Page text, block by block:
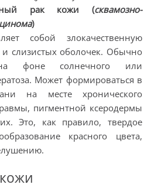
рак кожи (сквамозно-
)
собой злокачественную
слизистых оболочек. Обычно
фоне солнечного или
Может формироваться в
на месте хронического
пигментной ксеродермы
Это, как правило, твердое
красного цвета,